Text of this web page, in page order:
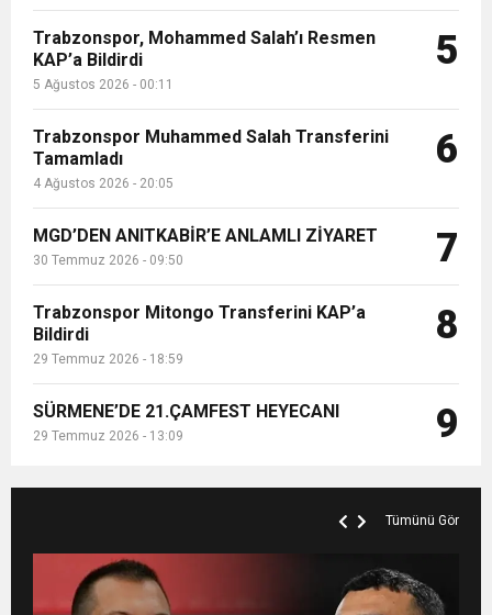
Trabzonspor, Mohammed Salah’ı Resmen
KAP’a Bildirdi
5 Ağustos 2026 - 00:11
5
Trabzonspor Muhammed Salah Transferini
Tamamladı
4 Ağustos 2026 - 20:05
6
MGD’DEN ANITKABİR’E ANLAMLI ZİYARET
30 Temmuz 2026 - 09:50 7
Trabzonspor Mitongo Transferini KAP’a
Bildirdi
29 Temmuz 2026 - 18:59
8
SÜRMENE’DE 21.ÇAMFEST HEYECANI
29 Temmuz 2026 - 13:09 9
Tümünü Gör